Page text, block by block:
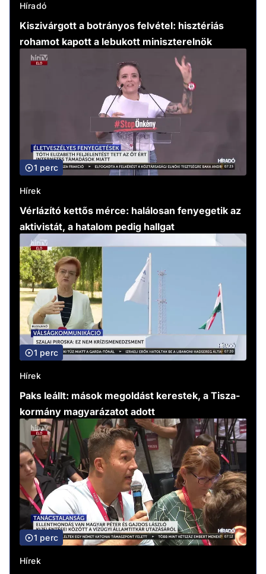
Híradó
Kiszivárgott a botrányos felvétel: hisztériás
rohamot kapott a lebukott miniszterelnök
1 perc
Hírek
Vérlázító kettős mérce: halálosan fenyegetik az
aktivistát, a hatalom pedig hallgat
1 perc
Hírek
Paks leállt: mások megoldást kerestek, a Tisza-
kormány magyarázatot adott
1 perc
Hírek